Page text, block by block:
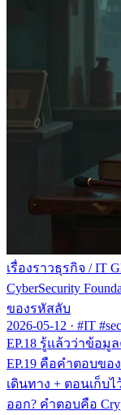
เรื่องราวธุรกิจ / IT
CyberSecurity
ของรหัสลับ
2026-05-12 · #IT
EP.18 รู้แล้วว่าข้อมู
EP.19 คือคำตอบข
เดินทาง + ตอนเก็บ
ออก? คำตอบคือ